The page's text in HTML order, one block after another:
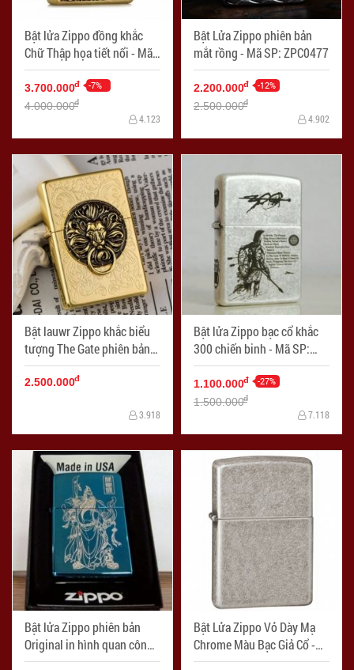
Bật lửa Zippo đồng khắc
Chữ Thập họa tiết nổi - Mã
SP: ZPC0457-T
3.700.000đ -7%
4.000.000đ
4.123
Bật Lửa Zippo phiên bản
mắt rồng - Mã SP: ZPC0477
2.200.000đ -12%
2.500.000đ
4.902
Bật lauwr Zippo khắc biểu
tượng The Gate phiên bản
1937 - Mã SP: ZPC0478
2.500.000đ
3.918
Bật lửa Zippo bạc cổ khắc
300 chiến binh - Mã SP:
ZPC0492
1.100.000đ -27%
1.500.000đ
7.118
Bật lửa Zippo phiên bản
Original in hình quan công -
Mã SP: ZPC0590
Bật Lửa Zippo Vỏ Dày Mạ
Chrome Màu Bạc Giả Cổ -
SKU 28973 – Zippo Armor